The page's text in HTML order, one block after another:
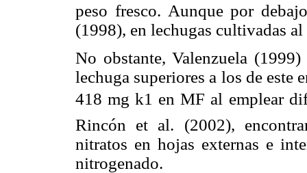
peso fresco. Aunque por
(1998), en lechugas cultivadas
No obstante, Valenzuela
lechuga superiores a los de este
418 mg k1 en MF al emplear
Rincón et al. (2002),
nitratos en hojas externas e
nitrogenado.